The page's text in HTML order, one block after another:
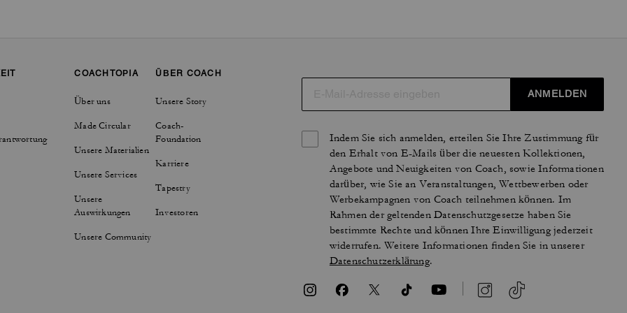
COACHTOPIA
Über uns
Made Circular
Unsere Materialien
Unsere Services
Unsere
Auswirkungen
Unsere Community
ÜBER COACH
Unsere Story
Coach-
Foundation
Karriere
Tapestry
Investoren
ANMELDEN
Indem Sie sich anmelden, erteilen Sie Ihre Zustimmung für
den Erhalt von E-Mails über die neuesten Kollektionen,
Angebote und Neuigkeiten von Coach, sowie Informationen
darüber, wie Sie an Veranstaltungen, Wettbewerben oder
Werbekampagnen von Coach teilnehmen können. Im
Rahmen der geltenden Datenschutzgesetze haben Sie
bestimmte Rechte und können Ihre Einwilligung jederzeit
widerrufen. Weitere Informationen finden Sie in unserer
Datenschutzerklärung.